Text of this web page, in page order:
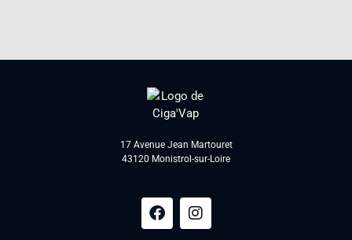
17 Avenue Jean Martouret
43120 Monistrol-sur-Loire